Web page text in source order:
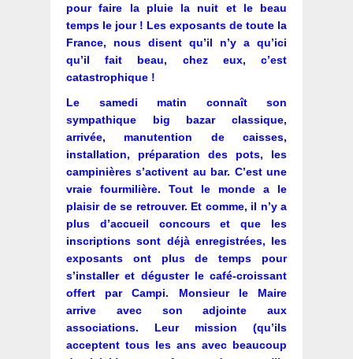
pour faire la pluie la nuit et le beau
temps le jour ! Les exposants de toute la
France, nous disent qu’il n’y a qu’ici
qu’il fait beau, chez eux, c’est
catastrophique !
Le samedi matin connaît son
sympathique big bazar classique,
arrivée, manutention de caisses,
installation, préparation des pots, les
campinières s’activent au bar. C’est une
vraie fourmilière. Tout le monde a le
plaisir de se retrouver. Et comme, il n’y a
plus d’accueil concours et que les
inscriptions sont déjà enregistrées, les
exposants ont plus de temps pour
s’installer et déguster le café-croissant
offert par Campi. Monsieur le Maire
arrive avec son adjointe aux
associations. Leur mission (qu’ils
acceptent tous les ans avec beaucoup